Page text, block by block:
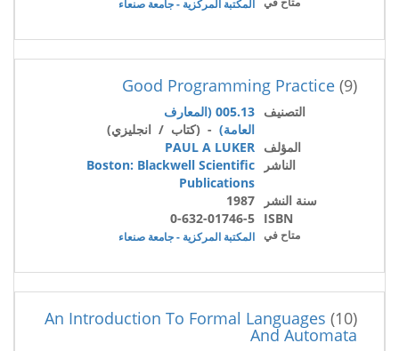
المكتبة المركزية - جامعة صنعاء
(9)
Good Programming Practice
التصنيف
005.13 (المعارف
العامة) - (كتاب / انجليزي)
المؤلف PAUL A LUKER
الناشر
Boston: Blackwell Scientific
Publications
سنة النشر
1987
ISBN
0-632-01746-5
متاح في المكتبة المركزية - جامعة صنعاء
(10)
An Introduction To Formal Languages
And Automata